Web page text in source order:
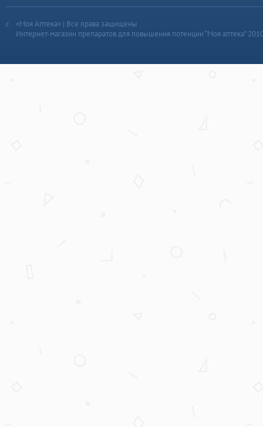
«Моя Аптека» | Все права защищены
Интернет-магазин препаратов для повышения потенции “Моя аптека”